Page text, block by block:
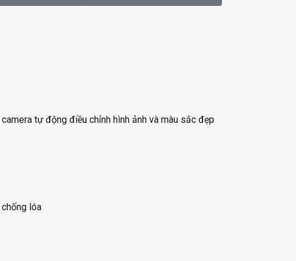
tự động điều chỉnh hình ảnh và màu sắc đẹp
lóa